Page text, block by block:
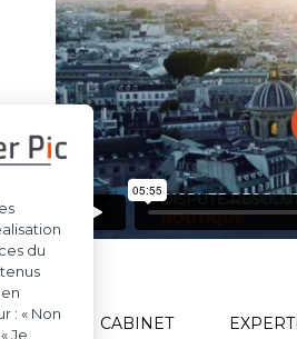
15 octobre 2025
Teynier Pic coopte